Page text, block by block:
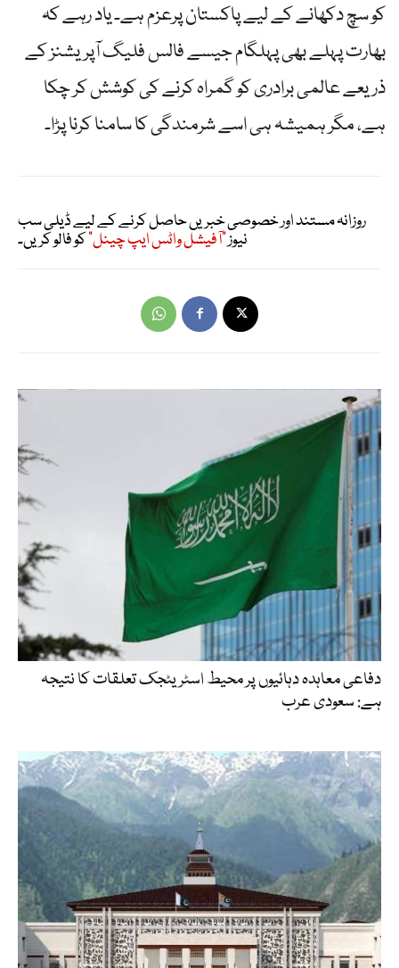
کو سچ دکھانے کے لیے پاکستان پرعزم ہے۔ یاد رہے کہ
بھارت پہلے بھی پہلگام جیسے فالس فلیگ آپریشنز کے
ذریعے عالمی برادری کو گمراہ کرنے کی کوشش کر چکا
ہے، مگر ہمیشہ ہی اسے شرمندگی کا سامنا کرنا پڑا۔
روزانہ مستند اور خصوصی خبریں حاصل کرنے کے لیے ڈیلی سب
نیوز"آفیشل واٹس ایپ چینل"کو فالو کریں۔
دفاعی معاہدہ دہائیوں پر محیط اسٹریٹجک تعلقات کا نتیجہ
ہے: سعودی عرب